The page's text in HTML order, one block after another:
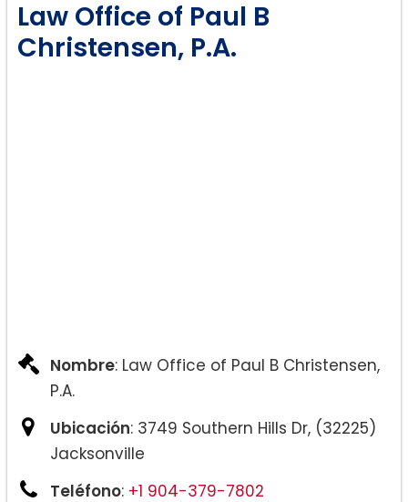
Law Office of Paul B
Christensen, P.A.
Nombre: Law Office of Paul B Christensen,
P.A.
Ubicación: 3749 Southern Hills Dr, (32225)
Jacksonville
Teléfono: +1 904-379-7802